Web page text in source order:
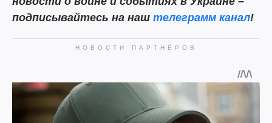
подписывайтесь на наш телеграмм канал!